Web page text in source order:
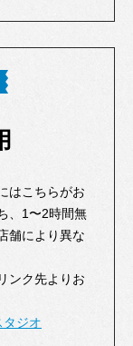
はこちらがお
、1〜2時間無
舗により異な
ンク先よりお
タジオ